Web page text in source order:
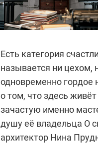
Есть категория
называется ни цехом,
одновременно гордое
о том, что здесь
зачастую именно
душу её владельца О
архитектор Нина